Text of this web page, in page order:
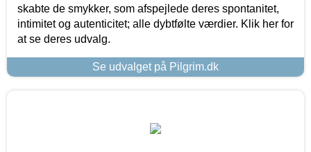
skabte de smykker, som afspejlede deres spontanitet,
intimitet og autenticitet; alle dybtfølte værdier. Klik her for
at se deres udvalg.
Se udvalget på Pilgrim.dk